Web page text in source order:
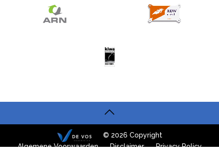
© 2026 Copyright
Algemene Voorwaarden
Disclaimer Privacy Policy